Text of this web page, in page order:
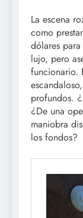
La escena
como
dólares
lujo, pero
funcionario.
profundos.
¿De una
maniobra
los fondos?